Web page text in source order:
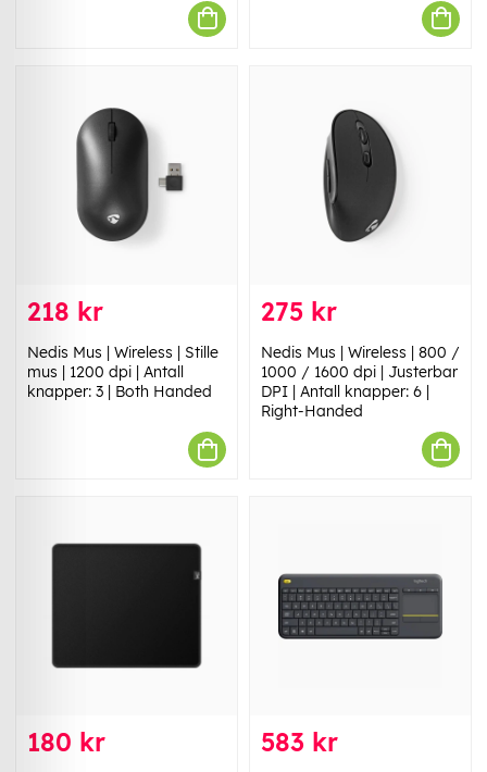
218 kr
Nedis Mus | Wireless | Stille
mus | 1200 dpi | Antall
knapper: 3 | Both Handed
275 kr
Nedis Mus | Wireless | 800 /
1000 / 1600 dpi | Justerbar
DPI | Antall knapper: 6 |
Right-Handed
180 kr 583 kr